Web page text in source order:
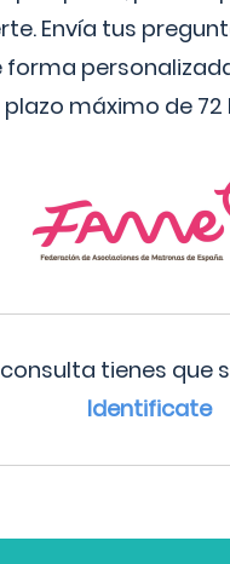
Envía tus
plazo máximo de 72
tienes que
Identificate